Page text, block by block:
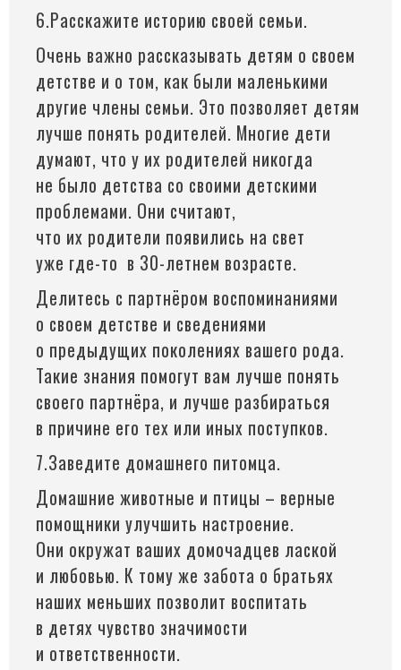
6.Расскажите историю своей семьи.
Очень важно рассказывать детям о своем
детстве и о том, как были маленькими
другие члены семьи. Это позволяет детям
лучше понять родителей. Многие дети
думают, что у их родителей никогда
не было детства со своими детскими
проблемами. Они считают,
что их родители появились на свет
уже где-то в 30-летнем возрасте.
Делитесь с партнёром воспоминаниями
о своем детстве и сведениями
о предыдущих поколениях вашего рода.
Такие знания помогут вам лучше понять
своего партнёра, и лучше разбираться
в причине его тех или иных поступков.
7.Заведите домашнего питомца.
Домашние животные и птицы – верные
помощники улучшить настроение.
Они окружат ваших домочадцев лаской
и любовью. К тому же забота о братьях
наших меньших позволит воспитать
в детях чувство значимости
и ответственности.